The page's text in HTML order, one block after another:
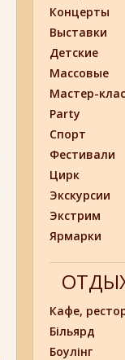
Концерты
Выставки
Детские
Массовые
Мастер-
Party
Спорт
Фестивали
Цирк
Экскурсии
Экстрим
Ярмарки
Кафе,
Більярд
Боулінг